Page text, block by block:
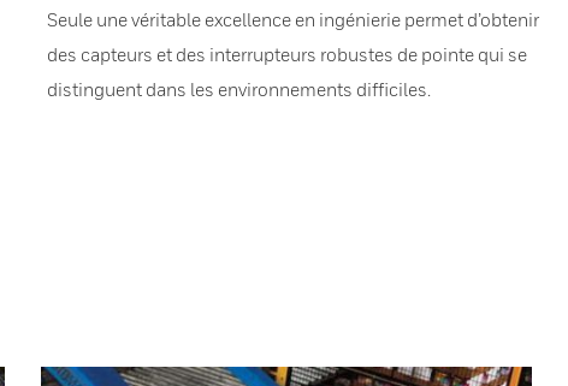
Seule une véritable excellence en ingénierie permet d’obtenir
des capteurs et des interrupteurs robustes de pointe qui se
distinguent dans les environnements difficiles.